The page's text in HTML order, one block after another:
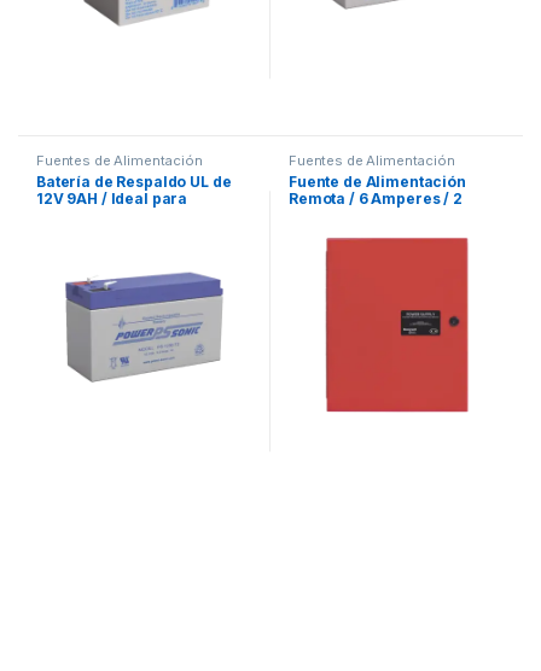
Fuentes de Alimentación
Batería de Respaldo UL de
12V 9AH / Ideal para
Terminales Tipo F2
Fuentes de Alimentación
Fuente de Alimentación
Remota / 6 Amperes / 2